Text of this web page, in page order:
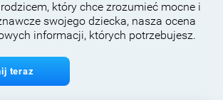
który chce zrozumieć mocne i
swojego dziecka, nasza ocena
informacji, których potrzebujesz.
teraz